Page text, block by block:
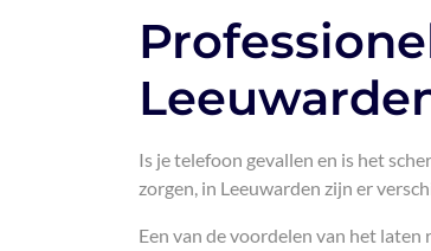
Is je telefoon gevallen en is het
zorgen, in Leeuwarden zijn er
Een van de voordelen van het